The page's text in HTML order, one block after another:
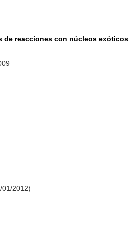
de reacciones con núcleos exóticos
01/2012)